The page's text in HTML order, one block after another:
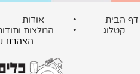
הבית • אודות
קטלוג
• המלצות
הצהרת